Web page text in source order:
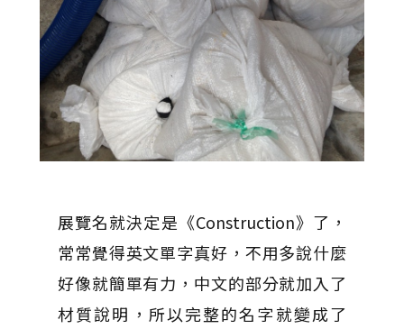
展覽名就決定是《Construction》了，
常常覺得英文單字真好，不用多說什麼
好像就簡單有力，中文的部分就加入了
材質說明，所以完整的名字就變成了